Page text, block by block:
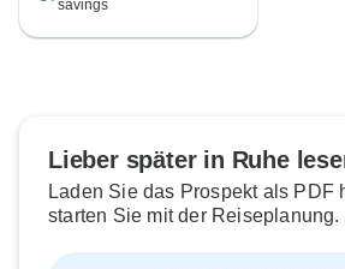
savings
Lieber später in Ruhe
Laden Sie das Prospekt als PDF
starten Sie mit der Reiseplanung.